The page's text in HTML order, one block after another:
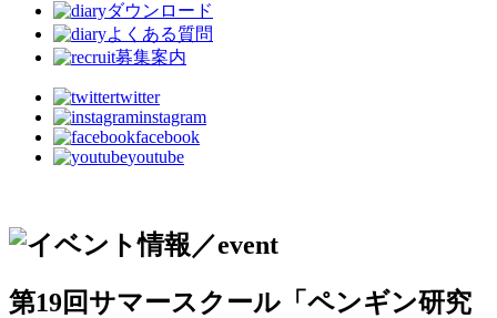
ダウンロード
よくある質問
募集案内
twitter
instagram
facebook
youtube
第19回サマースクール「ペンギン研究